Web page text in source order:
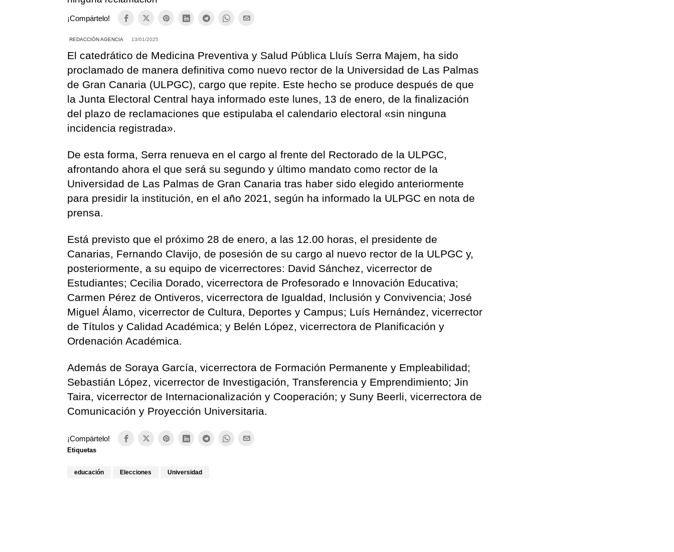
¡Compártelo!
REDACCIÓN AGENCIA 13/01/2025
El catedrático de Medicina Preventiva y Salud Pública Lluís Serra Majem, ha sido
proclamado de manera definitiva como nuevo rector de la Universidad de Las Palmas
de Gran Canaria (ULPGC), cargo que repite. Este hecho se produce después de que
la Junta Electoral Central haya informado este lunes, 13 de enero, de la finalización
del plazo de reclamaciones que estipulaba el calendario electoral «sin ninguna
incidencia registrada».
De esta forma, Serra renueva en el cargo al frente del Rectorado de la ULPGC,
afrontando ahora el que será su segundo y último mandato como rector de la
Universidad de Las Palmas de Gran Canaria tras haber sido elegido anteriormente
para presidir la institución, en el año 2021, según ha informado la ULPGC en nota de
prensa.
Está previsto que el próximo 28 de enero, a las 12.00 horas, el presidente de
Canarias, Fernando Clavijo, de posesión de su cargo al nuevo rector de la ULPGC y,
posteriormente, a su equipo de vicerrectores: David Sánchez, vicerrector de
Estudiantes; Cecilia Dorado, vicerrectora de Profesorado e Innovación Educativa;
Carmen Pérez de Ontiveros, vicerrectora de Igualdad, Inclusión y Convivencia; José
Miguel Álamo, vicerrector de Cultura, Deportes y Campus; Luís Hernández, vicerrector
de Títulos y Calidad Académica; y Belén López, vicerrectora de Planificación y
Ordenación Académica.
Además de Soraya García, vicerrectora de Formación Permanente y Empleabilidad;
Sebastián López, vicerrector de Investigación, Transferencia y Emprendimiento; Jin
Taira, vicerrector de Internacionalización y Cooperación; y Suny Beerli, vicerrectora de
Comunicación y Proyección Universitaria.
¡Compártelo!
Etiquetas
educación Elecciones Universidad